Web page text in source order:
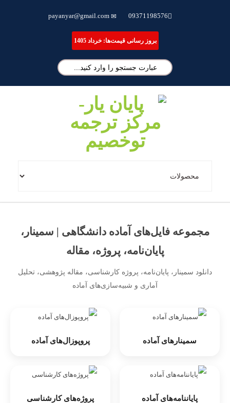
09371198576
payanyar@gmail.com
بروز رسانی قیمت‌ها: خرداد 1405
مجموعه فایل‌های آماده دانشگاهی | سمینار،
پایان‌نامه، پروژه، مقاله
دانلود سمینار، پایان‌نامه، پروژه کارشناسی، مقاله پژوهشی، تحلیل
آماری و شبیه‌سازی‌های آماده
سمینارهای آماده پروپوزال‌های آماده
پایان‎نامه‌های آماده پروژه‌های کارشناسی